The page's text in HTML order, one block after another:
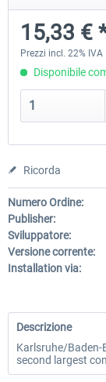
18,40
15,33 €
Prezzi incl. 22% IVA
Disponibile
Ricorda
Numero Ordine:
Publisher:
Sviluppatore:
Versione corrente:
Installation via:
Descrizione
Karlsruhe/Baden-
second largest